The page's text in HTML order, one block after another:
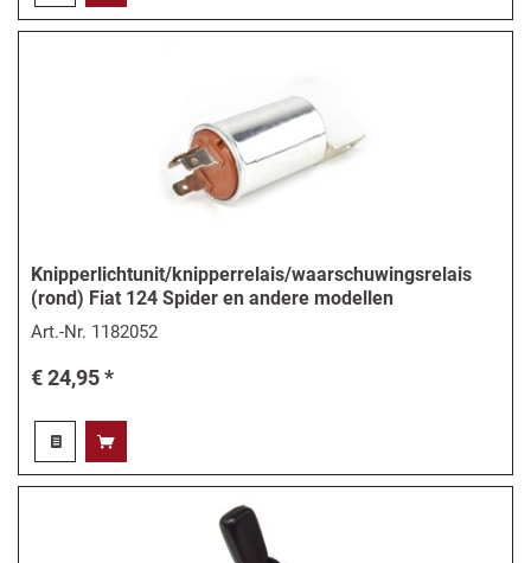
Knipperlichtunit/knipperrelais/waarschuwingsrelais
(rond) Fiat 124 Spider en andere modellen
Art.-Nr. 1182052
€ 24,95 *